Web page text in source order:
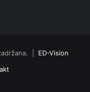
| ED-Vision